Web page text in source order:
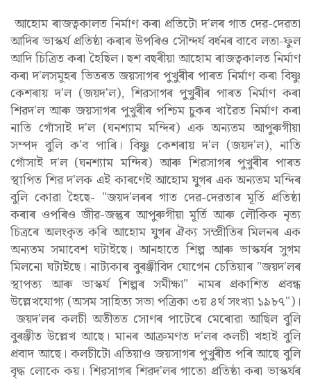
আহোম ৰাজত্বকালত নিৰ্মাণ কৰা প্ৰতিটো দ'লৰ গাত দেৱ-দেৱতা
আদিৰ ভাস্কৰ্য প্ৰতিষ্ঠা কৰাৰ উপৰিও সৌন্দৰ্য বৰ্ধনৰ বাবে লতা-ফুল
আদি চিত্ৰিত কৰা হৈছিল। ছশ বছৰীয়া আহোম ৰাজত্বকালত নিৰ্মাণ
কৰা দ'লসমূহৰ ভিতৰত জয়সাগৰ পুখুৰীৰ পাৰত নিৰ্মাণ কৰা বিষ্ণু
কেশৰায় দ'ল (জয়দ'ল), শিৱসাগৰ পুখুৰীৰ পাৰত নিৰ্মাণ কৰা
শিৱদ'ল আৰু জয়সাগৰ পুখুৰীৰ পশ্চিম চুকৰ খাৱৈত নিৰ্মাণ কৰা
নাতি গোঁসাই দ'ল (ঘনশ্যাম মন্দিৰ) এক অন্যতম আপুৰুগীয়া
সম্পদ বুলি ক'ব পাৰি। বিষ্ণু কেশৰায় দ'ল (জয়দ'ল), নাতি
গোঁসাই দ'ল (ঘনশ্যাম মন্দিৰ) আৰু শিৱসাগৰ পুখুৰীৰ পাৰত
স্থাপিত শিৱ দ'লক এই কাৰণেই আহোম যুগৰ এক অন্যতম মন্দিৰ
বুলি কোৱা হৈছে- "জয়দ'লৰৰ গাত দেৱ-দেৱতাৰ মূৰ্তি প্ৰতিষ্ঠা
কৰাৰ ওপৰিও জীৱ-জন্তুৰ আপুৰুগীয়া মূৰ্তি আৰু লৌকিক নৃত্য
চিত্ৰৰে অলংকৃত কৰি আহোম যুগৰ ঐক্য সম্প্ৰীতিৰ মিলনৰ এক
অন্যতম সমাবেশ ঘটাইছে। আনহাতে শিল্প আৰু ভাস্কৰ্যৰ সুগম
মিলনো ঘটাইছে। নাট্যকাৰ বুৰঞ্জীবিদ যোগেন চেতিয়াৰ "জয়দ'লৰ
স্থাপত্য আৰু ভাস্কৰ্য শিল্পৰ সমীক্ষা" নামৰ প্ৰকাশিত প্ৰবন্ধ
উল্লেখযোগ্য (অসম সাহিত্য সভা পত্ৰিকা ৩য় ৪ৰ্থ সংখ্যা ১৯৮৭")।
জয়দ'লৰ কলচী অতীতত সোণৰ পাটেৰে মেৰোৱা আছিল বুলি
বুৰঞ্জীত উল্লেখ আছে। মানৰ আক্ৰমণত দ'লৰ কলচী খহাই বুলি
প্ৰবাদ আছে। কলচীটো এতিয়াও জয়সাগৰ পুখুৰীত পৰি আছে বুলি
বৃদ্ধ লোকে কয়। শিৱসাগৰ শিৱদ'লৰ গাতো প্ৰতিষ্ঠা কৰা ভাস্কৰ্যৰ